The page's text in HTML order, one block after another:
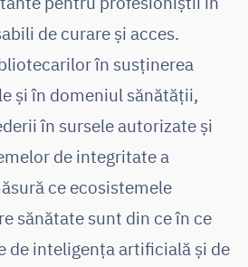
de curare și acces.
în susținerea
și în domeniul sănătății,
în sursele autorizate și
de integritate a
ce ecosistemele
sănătate sunt din ce în ce
de inteligența artificială și de